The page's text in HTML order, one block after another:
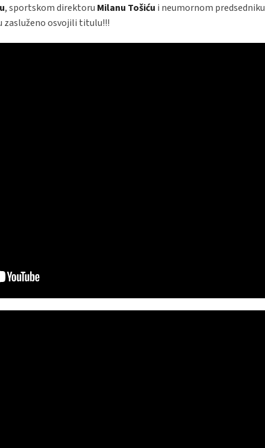
, sportskom direktoru Milanu Tošiću i neumornom predsedniku
zasluženo osvojili titulu!!!